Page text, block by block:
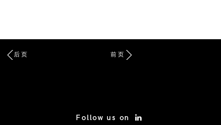
后页 前页
Follow us on